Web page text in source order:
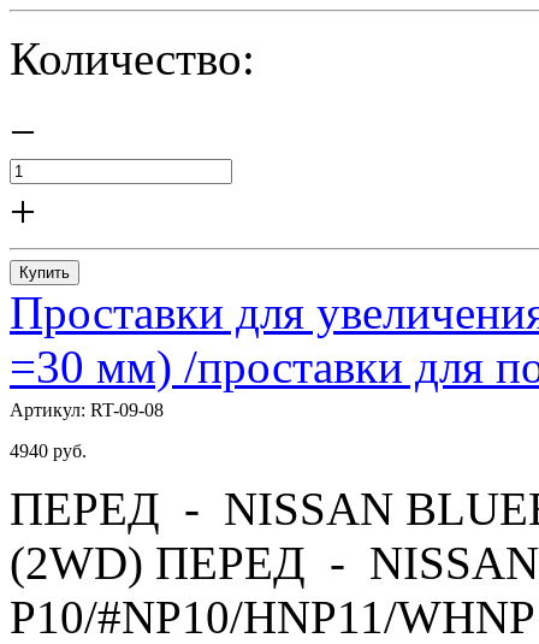
Количество:
−
+
Купить
Проставки для
=30 мм) /проставки для
Артикул: RT-09-08
4940 руб.
ПЕРЕД - NISSAN
(2WD) ПЕРЕД -
P10/#NP10/HNP11/